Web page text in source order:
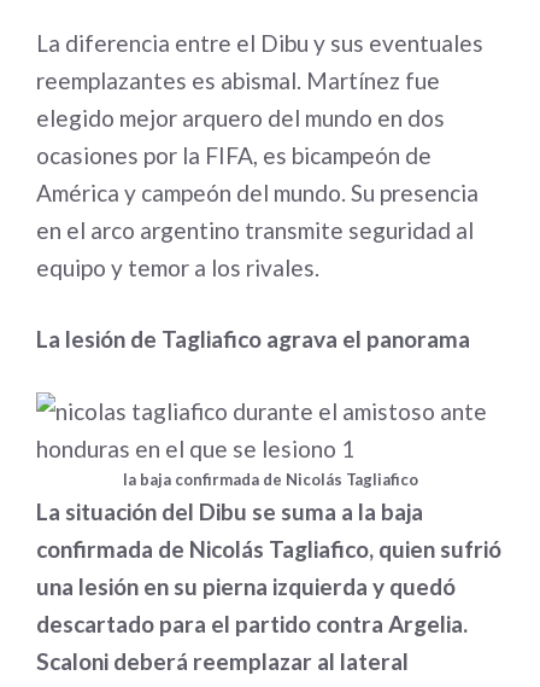
La diferencia entre el Dibu y sus eventuales
reemplazantes es abismal. Martínez fue
elegido mejor arquero del mundo en dos
ocasiones por la FIFA, es bicampeón de
América y campeón del mundo. Su presencia
en el arco argentino transmite seguridad al
equipo y temor a los rivales.
La lesión de Tagliafico agrava el panorama
la baja confirmada de Nicolás Tagliafico
La situación del Dibu se suma a la baja
confirmada de Nicolás Tagliafico, quien sufrió
una lesión en su pierna izquierda y quedó
descartado para el partido contra Argelia.
Scaloni deberá reemplazar al lateral